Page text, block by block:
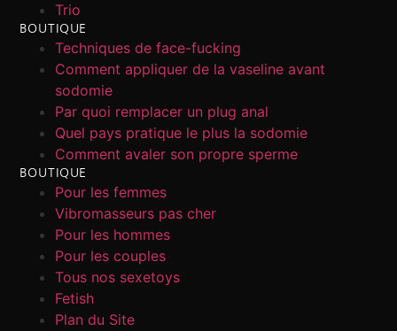
Trio
BOUTIQUE
Techniques de face-fucking
Comment appliquer de la vaseline avant
sodomie
Par quoi remplacer un plug anal
Quel pays pratique le plus la sodomie
Comment avaler son propre sperme
BOUTIQUE
Pour les femmes
Vibromasseurs pas cher
Pour les hommes
Pour les couples
Tous nos sexetoys
Fetish
Plan du Site